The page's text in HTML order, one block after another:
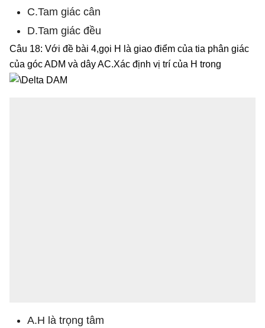
C.Tam giác cân
D.Tam giác đều
Câu 18: Với đề bài 4,gọi H là giao điểm của tia phân giác
của góc ADM và dây AC.Xác định vị trí của H trong
A.H là trọng tâm